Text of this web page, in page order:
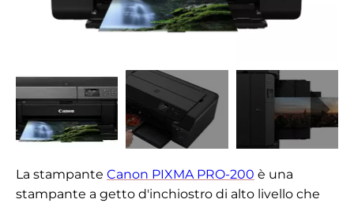
La stampante Canon PIXMA PRO-200 è una
stampante a getto d'inchiostro di alto livello che